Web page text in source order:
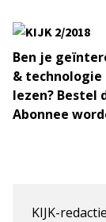
Ben je
&
lezen? Bestel
Abonnee
KIJK-redactie